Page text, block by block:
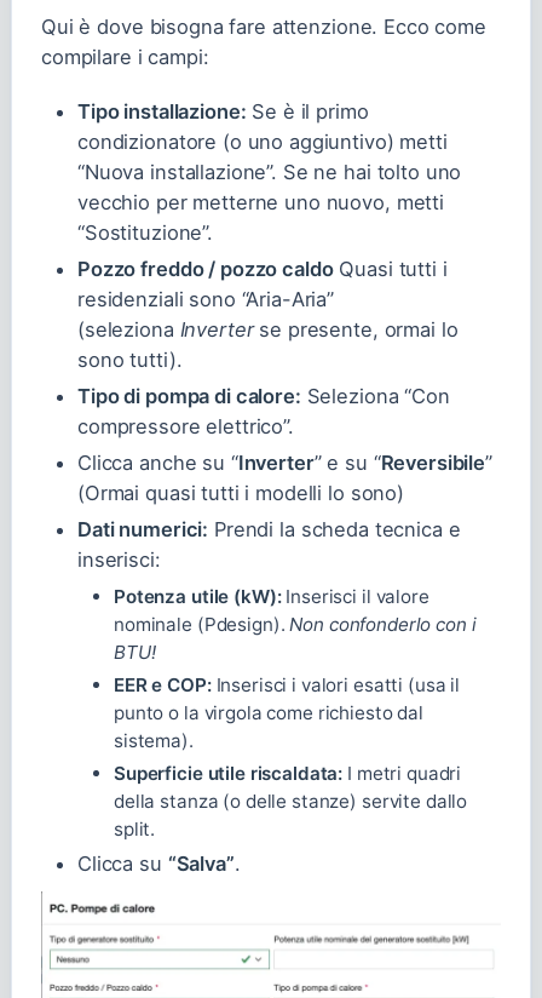
Qui è dove bisogna fare attenzione. Ecco come
compilare i campi:
Tipo installazione: Se è il primo
condizionatore (o uno aggiuntivo) metti
“Nuova installazione”. Se ne hai tolto uno
vecchio per metterne uno nuovo, metti
“Sostituzione”.
Pozzo freddo / pozzo caldoQuasi tutti i
residenziali sono “Aria-Aria”
(seleziona Inverterse presente, ormai lo
sono tutti).
Tipo di pompa di calore: Seleziona “Con
compressore elettrico”.
Clicca anche su “Inverter” e su “Reversibile”
(Ormai quasi tutti i modelli lo sono)
Dati numerici: Prendi la scheda tecnica e
inserisci:
Potenza utile (kW):Inserisci il valore
nominale (Pdesign).Non confonderlo con i
BTU!
EER e COP:Inserisci i valori esatti (usa il
punto o la virgola come richiesto dal
sistema).
Superficie utile riscaldata: I metri quadri
della stanza (o delle stanze) servite dallo
split.
Clicca su “Salva”.